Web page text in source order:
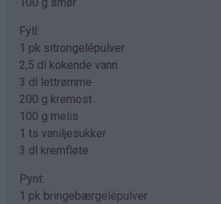
Fyll:
1 pk sitrongelépulver
2,5 dl kokende vann
3 dl lettrømme
200 g kremost
100 g melis
1 ts vaniljesukker
3 dl kremfløte
Pynt:
1 pk bringebærgelépulver